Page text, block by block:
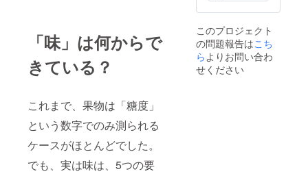
「味」は何からで
きている？
これまで、果物は「糖度」
という数字でのみ測られる
ケースがほとんどでした。
でも、実は味は、5つの要
このプロジェクト
の問題報告はこち
らよりお問い合わ
せください